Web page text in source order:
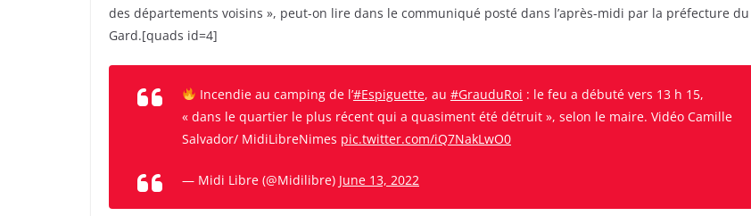
des départements voisins », peut-on lire dans le communiqué posté dans l’après-midi par la préfecture du
Gard.[quads id=4]
Incendie au camping de l’#Espiguette, au #GrauduRoi : le feu a débuté vers 13 h 15,
« dans le quartier le plus récent qui a quasiment été détruit », selon le maire. Vidéo Camille
Salvador/ MidiLibreNimes pic.twitter.com/iQ7NakLwO0
— Midi Libre (@Midilibre) June 13, 2022